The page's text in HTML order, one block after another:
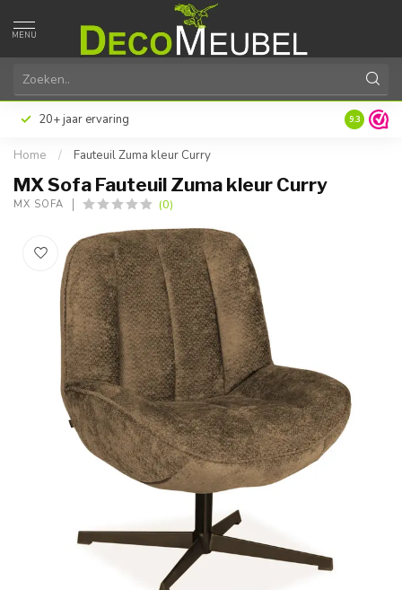
MENU
Achteraf of gespreid betalen met Klarna Excellente
9.3
Home / Fauteuil Zuma kleur Curry
MX Sofa Fauteuil Zuma kleur Curry
MX SOFA (0)